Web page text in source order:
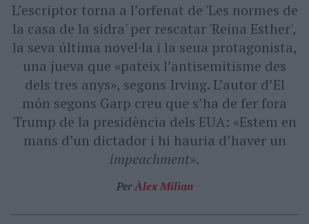
L’escriptor torna a l’orfenat de 'Les normes de
la casa de la sidra' per rescatar 'Reina Esther',
la seva última novel·la i la seua protagonista,
una jueva que «pateix l’antisemitisme des
dels tres anys», segons Irving. L’autor d’El
món segons Garp creu que s’ha de fer fora
Trump de la presidència dels EUA: «Estem en
mans d’un dictador i hi hauria d’haver un
impeachment».
PerÀlex Milian